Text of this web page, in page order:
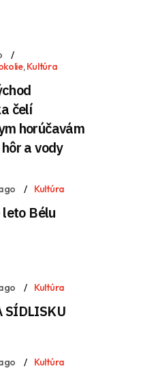
,Kultúra
čelí
horúčavám
a vody
Kultúra
Bélu
Kultúra
SÍDLISKU
Kultúra